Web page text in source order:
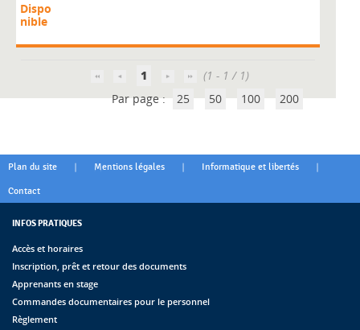
Dispo
nible
1
(1 - 1 / 1)
Par page : 25 50 100 200
Plan du site | Mentions légales | Informatique et libertés |
Contact
INFOS PRATIQUES
Accès et horaires
Inscription, prêt et retour des documents
Apprenants en stage
Commandes documentaires pour le personnel
Règlement